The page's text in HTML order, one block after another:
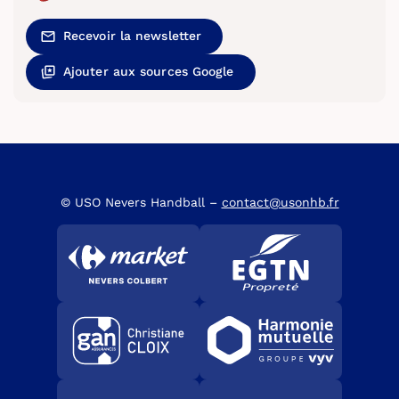
Recevoir la newsletter
Ajouter aux sources Google
© USO Nevers Handball – contact@usonhb.fr